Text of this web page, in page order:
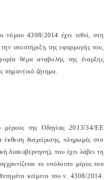
4308/2014 έχει τεθεί, στη
υποστήριξη της εφαρμογής του,
θέμα αναβολής της έναρξης
σημαντικό ζήτημα.
της Οδηγίας 2013/34/ΕΕ
έκθεση διαχείρισης, πληρωμές στο
διακυβέρνηση), που έχει λάβει τη
το υπόλοιπο μέρος του
κείμενο του ν. 4308/2014.